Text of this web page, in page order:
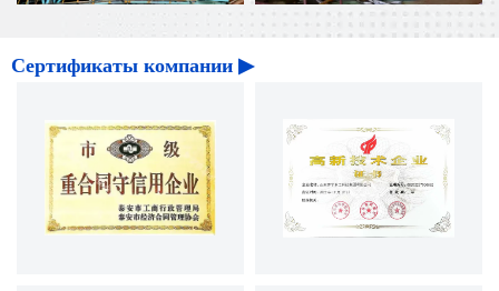
Сертификаты компании ▶